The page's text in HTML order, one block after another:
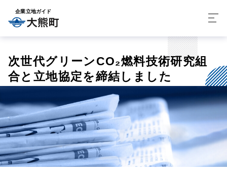
企業立地ガイド
次世代グリーンCO₂燃料技術研究組
合と立地協定を締結しました